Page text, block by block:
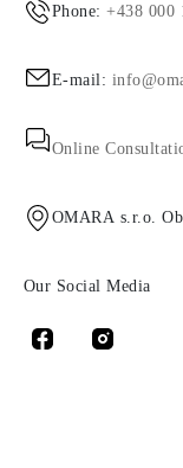
Phone:+438 000
E-mail:
Online
OMARA s.r.o.
Our Social Media